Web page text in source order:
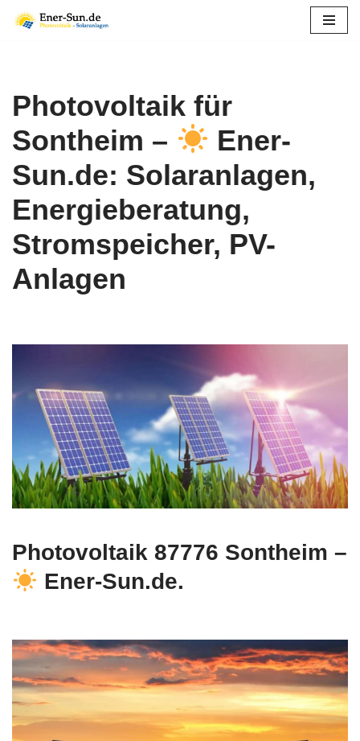
Photovoltaik für
Sontheim –
Ener-
Sun.de: Solaranlagen,
Energieberatung,
Stromspeicher, PV-
Anlagen
Photovoltaik 87776 Sontheim –
Ener-Sun.de.